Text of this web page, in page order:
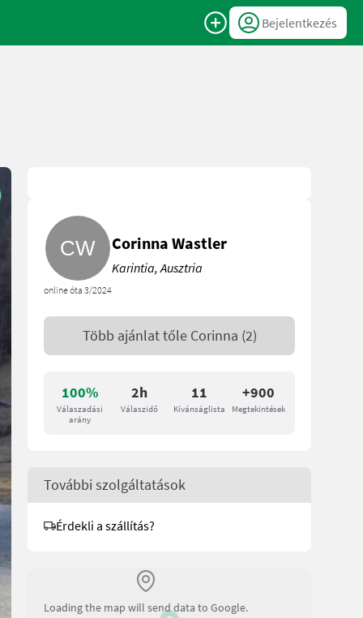
Bejelentkezés
100%
Válaszadási
arány
2h
Válaszidő
11
Kívánságlista
+900
Megtekintések
online óta 3/2024
Corinna Wastler
Karintia, Ausztria
Több ajánlat tőle Corinna (2)
További szolgáltatások
Érdekli a szállítás?
Loading the map will send data to Google.